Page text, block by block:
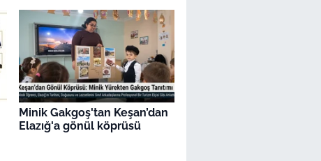
Minik Gakgoş'tan Keşan’dan
Elazığ'a gönül köprüsü